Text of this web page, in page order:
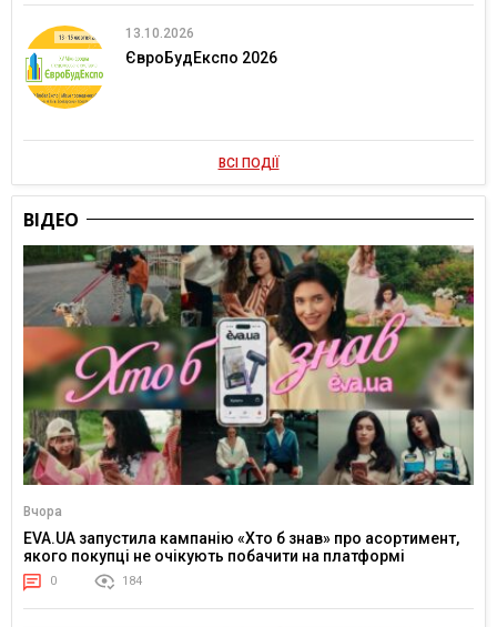
13.10.2026
ЄвроБудЕкспо 2026
ВСІ ПОДІЇ
ВІДЕО
Вчора
EVA.UA запустила кампанію «Хто б знав» про асортимент,
якого покупці не очікують побачити на платформі
0 184